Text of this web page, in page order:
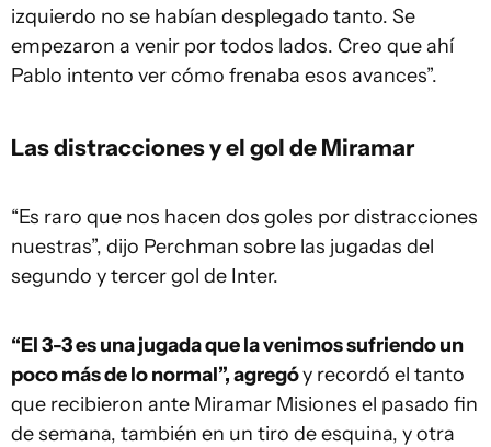
izquierdo no se habían desplegado tanto. Se
empezaron a venir por todos lados. Creo que ahí
Pablo intento ver cómo frenaba esos avances”.
Las distracciones y el gol de Miramar
“Es raro que nos hacen dos goles por distracciones
nuestras”, dijo Perchman sobre las jugadas del
segundo y tercer gol de Inter.
“El 3-3 es una jugada que la venimos sufriendo un
poco más de lo normal”, agregóy recordó el tanto
que recibieron ante Miramar Misiones el pasado fin
de semana, también en un tiro de esquina, y otra